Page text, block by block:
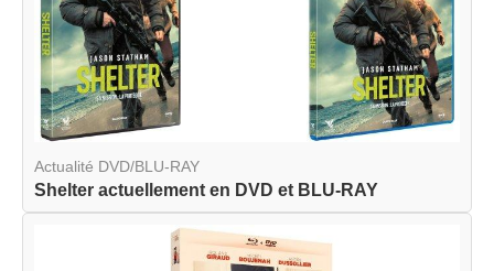
Actualité DVD/BLU-RAY
Shelter actuellement en DVD et BLU-RAY